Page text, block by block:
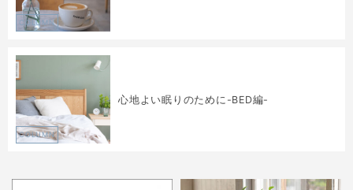
COLUMN
COLUMN
心地よい眠りのために-BED編-